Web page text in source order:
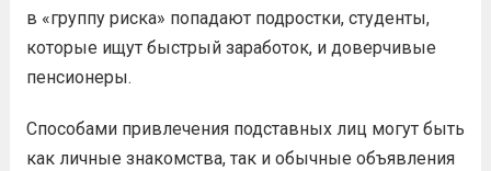
в «группу риска» попадают подростки, студенты,
которые ищут быстрый заработок, и доверчивые
пенсионеры.
Способами привлечения подставных лиц могут быть
как личные знакомства, так и обычные объявления